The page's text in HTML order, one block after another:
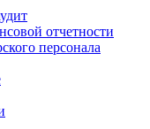
отчетности
персонала